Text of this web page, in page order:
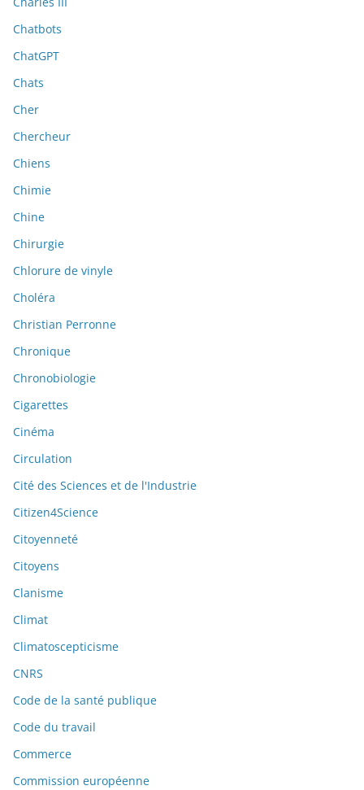
Chatbots
ChatGPT
Chats
Cher
Chercheur
Chiens
Chimie
Chine
Chirurgie
Chlorure de vinyle
Choléra
Christian Perronne
Chronique
Chronobiologie
Cigarettes
Cinéma
Circulation
Cité des Sciences et de l'Industrie
Citizen4Science
Citoyenneté
Citoyens
Clanisme
Climat
Climatoscepticisme
CNRS
Code de la santé publique
Code du travail
Commerce
Commission européenne